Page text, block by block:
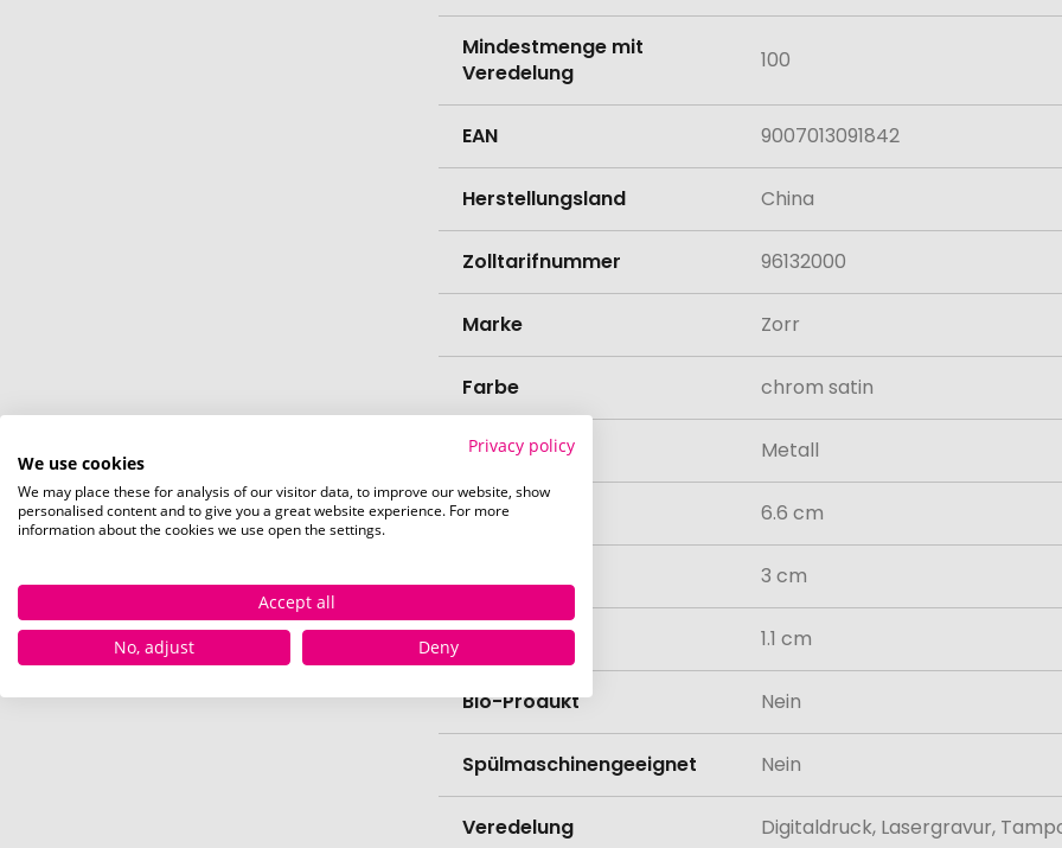
Mindestmenge mit
Veredelung
100
EAN 9007013091842
Herstellungsland China
Zolltarifnummer 96132000
Marke Zorr
Farbe chrom satin
Material Metall
Länge 6.6 cm
3 cm
Höhe 1.1 cm
Bio-Produkt Nein
Spülmaschinengeeignet Nein
Veredelung Digitaldruck, Lasergravur,
Privacy policy
We use cookies
We may place these for analysis of our visitor data, to improve our website, show
personalised content and to give you a great website experience. For more
information about the cookies we use open the settings.
Accept all
No, adjust
Deny